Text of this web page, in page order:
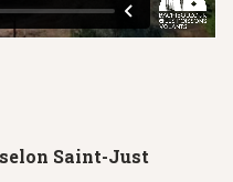
Saint-Just